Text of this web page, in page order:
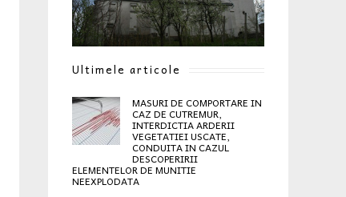
Ultimele articole
MASURI DE COMPORTARE IN
CAZ DE CUTREMUR,
INTERDICTIA ARDERII
VEGETATIEI USCATE,
CONDUITA IN CAZUL
DESCOPERIRII
ELEMENTELOR DE MUNITIE
NEEXPLODATA